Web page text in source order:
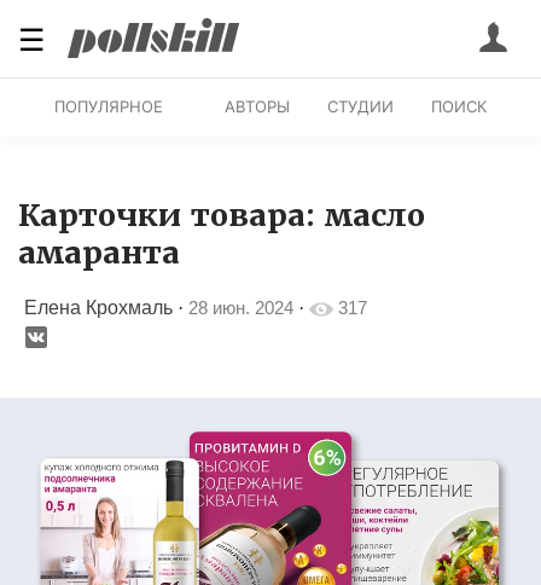
☰
ПОПУЛЯРНОЕ АВТОРЫ СТУДИИ ПОИСК
Карточки товара: масло
амаранта
Елена Крохмаль · 28 июн. 2024 · 317